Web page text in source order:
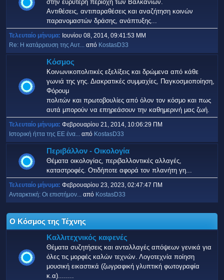
στην ευρύτερη περιοχή των Βαλκανίων.
Αντιθέσεις, αντιπαραθέσεις και αναζήτηση κοινών
παρανομαστών δράσης, ανάπτυξης...
Τελευταίο μήνυμα: Ιουνίου 08, 2014, 09:41:53 ΜΜ
Re: Η κατάρρευση της Αυτ... από KostasD33
Κόσμος
Κοινωνικοπολιτικές εξελίξεις και δρώμενα από κάθε
γωνιά της γης. Διακρατικές συμμαχίες, Παγκοσμιοποίηση,
Φόρουμ
πολιτών και πρωτοβουλίες από όλον τον κόσμο και πως
αυτά μπορούν να επηρεάσουν την καθημερινή μας ζωή.
Τελευταίο μήνυμα: Φεβρουαρίου 21, 2014, 10:06:29 ΠΜ
Ιστορική ήττα της ΕΕ ένα... από KostasD33
Περιβάλλον - Οικολογία
Θέματα οικολογίας, περιβαλλοντικές αλλαγές,
καταστροφές. Οτιδήποτε αφορά τον πλανήτη γη...
Τελευταίο μήνυμα: Φεβρουαρίου 23, 2023, 02:47:47 ΠΜ
Ανταρκτική: Οι επιστήμον... από KostasD33
Ο Κόσμος της Τέχνης
Καλλιτεχνικός καφενές
Θέματα συζητήσεις και ανταλλαγές απόψεων γενικά για
όλες τις μορφές καλών τεχνών. Λογοτεχνία ποίηση
μουσική εικαστικά (ζωγραφική γλυπτική φωτογραφία
κ.α)........